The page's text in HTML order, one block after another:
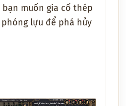
muốn gia cố thép
lựu để phá hủy